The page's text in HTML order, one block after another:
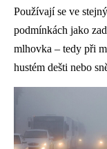
Používají se ve
podmínkách jako
mlhovka – tedy při
hustém dešti nebo